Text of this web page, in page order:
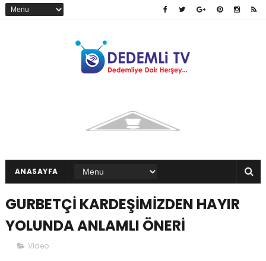
ANASAYFA
GURBETÇİ KARDEŞİMİZDEN HAYIR
YOLUNDA ANLAMLI ÖNERİ
Video